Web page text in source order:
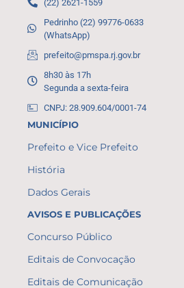
(22) 2621-1559
Pedrinho (22) 99776-0633
(WhatsApp)
prefeito@pmspa.rj.gov.br
8h30 às 17h
Segunda a sexta-feira
CNPJ: 28.909.604/0001-74
MUNICÍPIO
Prefeito e Vice Prefeito
História
Dados Gerais
AVISOS E PUBLICAÇÕES
Concurso Público
Editais de Convocação
Editais de Comunicação